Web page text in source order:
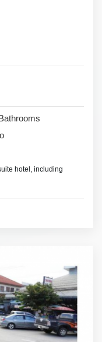
hotel, including
suites built and
City.